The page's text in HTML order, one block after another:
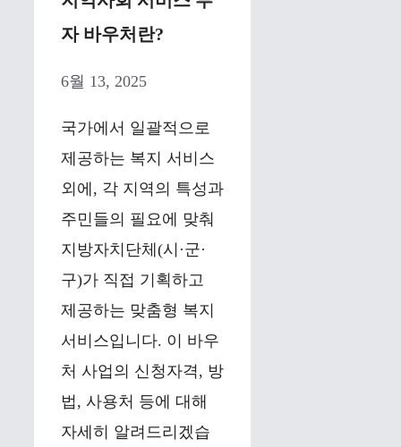
자 바우처란?
6월 13, 2025
국가에서 일괄적으로
제공하는 복지 서비스
외에, 각 지역의 특성과
주민들의 필요에 맞춰
지방자치단체(시·군·
구)가 직접 기획하고
제공하는 맞춤형 복지
서비스입니다. 이 바우
처 사업의 신청자격, 방
법, 사용처 등에 대해
자세히 알려드리겠습